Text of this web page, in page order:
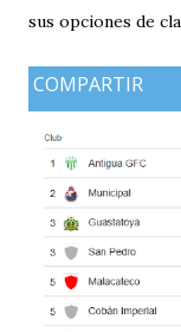
sus opciones de
COMPARTIR